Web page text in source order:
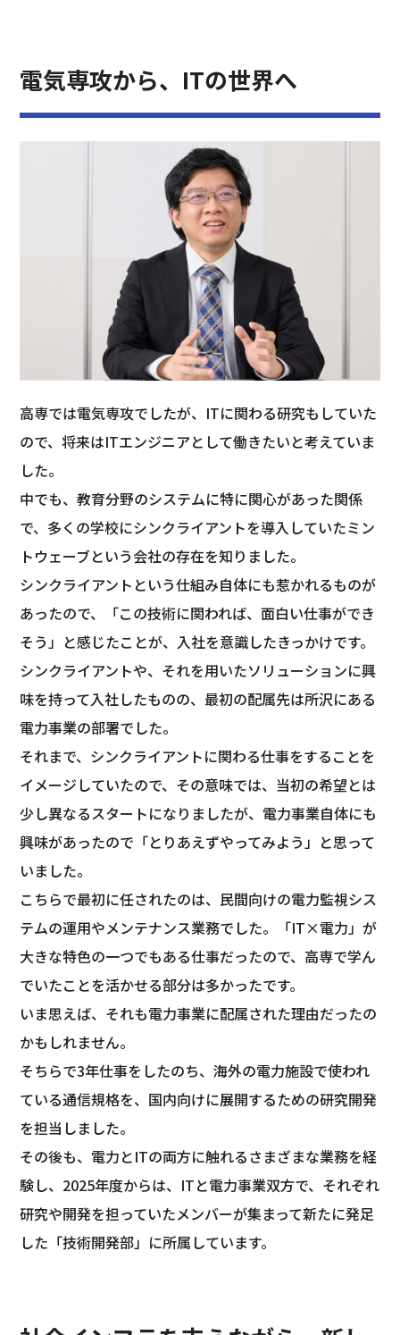
電気専攻から、ITの世界へ
高専では電気専攻でしたが、ITに関わる研究もしていた
ので、将来はITエンジニアとして働きたいと考えていま
した。
中でも、教育分野のシステムに特に関心があった関係
で、多くの学校にシンクライアントを導入していたミン
トウェーブという会社の存在を知りました。
シンクライアントという仕組み自体にも惹かれるものが
あったので、「この技術に関われば、面白い仕事ができ
そう」と感じたことが、入社を意識したきっかけです。
シンクライアントや、それを用いたソリューションに興
味を持って入社したものの、最初の配属先は所沢にある
電力事業の部署でした。
それまで、シンクライアントに関わる仕事をすることを
イメージしていたので、その意味では、当初の希望とは
少し異なるスタートになりましたが、電力事業自体にも
興味があったので「とりあえずやってみよう」と思って
いました。
こちらで最初に任されたのは、民間向けの電力監視シス
テムの運用やメンテナンス業務でした。「IT×電力」が
大きな特色の一つでもある仕事だったので、高専で学ん
でいたことを活かせる部分は多かったです。
いま思えば、それも電力事業に配属された理由だったの
かもしれません。
そちらで3年仕事をしたのち、海外の電力施設で使われ
ている通信規格を、国内向けに展開するための研究開発
を担当しました。
その後も、電力とITの両方に触れるさまざまな業務を経
験し、2025年度からは、ITと電力事業双方で、それぞれ
研究や開発を担っていたメンバーが集まって新たに発足
した「技術開発部」に所属しています。